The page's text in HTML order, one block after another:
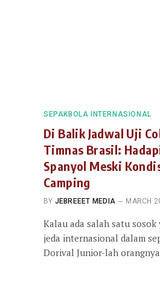
SEPAKBOLA INTERNASIONAL
Di Balik Jadwal Uji
Timnas Brasil:
Spanyol Meski
Camping
BY JEBREEET MEDIA MARCH
Kalau ada salah satu
jeda internasional dalam
Dorival Junior-lah